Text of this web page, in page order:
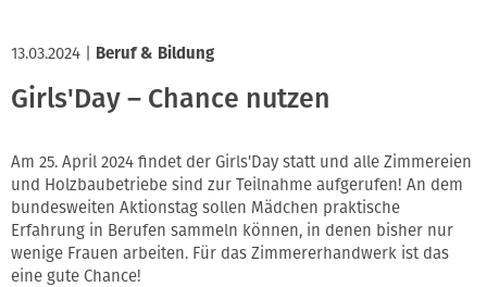
13.03.2024 Beruf & Bildung
Girls'Day – Chance nutzen
Am 25. April 2024 findet der Girls'Day statt und alle Zimmereien
und Holzbaubetriebe sind zur Teilnahme aufgerufen! An dem
bundesweiten Aktionstag sollen Mädchen praktische
Erfahrung in Berufen sammeln können, in denen bisher nur
wenige Frauen arbeiten. Für das Zimmererhandwerk ist das
eine gute Chance!